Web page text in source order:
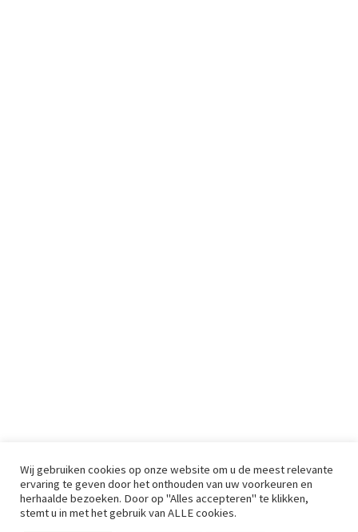
Wij gebruiken cookies op onze website om u de meest relevante
ervaring te geven door het onthouden van uw voorkeuren en
herhaalde bezoeken. Door op "Alles accepteren" te klikken,
stemt u in met het gebruik van ALLE cookies.